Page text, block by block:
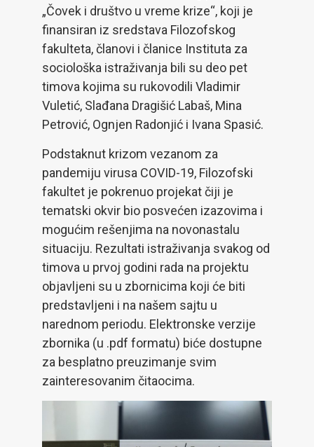
„Čovek i društvo u vreme krize“, koji je
finansiran iz sredstava Filozofskog
fakulteta, članovi i članice Instituta za
sociološka istraživanja bili su deo pet
timova kojima su rukovodili Vladimir
Vuletić, Slađana Dragišić Labaš, Mina
Petrović, Ognjen Radonjić i Ivana Spasić.
Podstaknut krizom vezanom za
pandemiju virusa COVID-19, Filozofski
fakultet je pokrenuo projekat čiji je
tematski okvir bio posvećen izazovima i
mogućim rešenjima na novonastalu
situaciju. Rezultati istraživanja svakog od
timova u prvoj godini rada na projektu
objavljeni su u zbornicima koji će biti
predstavljeni i na našem sajtu u
narednom periodu. Elektronske verzije
zbornika (u .pdf formatu) biće dostupne
za besplatno preuzimanje svim
zainteresovanim čitaocima.